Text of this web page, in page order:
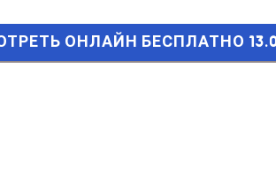
ОНЛАЙН БЕСПЛАТНО 13.02.2022
ОНЛАЙН БЕСПЛАТНО